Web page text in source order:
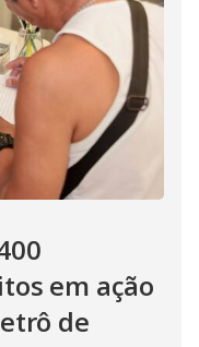
em ação
de